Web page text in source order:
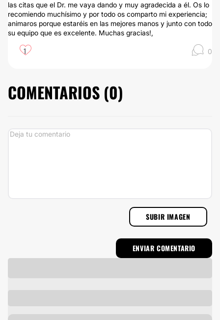
las citas que el Dr. me vaya dando y muy agradecida a él. Os lo
recomiendo muchísimo y por todo os comparto mi experiencia;
animaros porque estaréis en las mejores manos y junto con todo
su equipo que es excelente. Muchas gracias!,
1 0
COMENTARIOS (0)
SUBIR IMAGEN